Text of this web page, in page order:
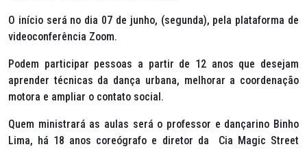
O início será no dia 07 de junho, (segunda), pela plataforma de
videoconferência Zoom.
Podem participar pessoas a partir de 12 anos que desejam
aprender técnicas da dança urbana, melhorar a coordenação
motora e ampliar o contato social.
Quem ministrará as aulas será o professor e dançarino Binho
Lima, há 18 anos coreógrafo e diretor da Cia Magic Street